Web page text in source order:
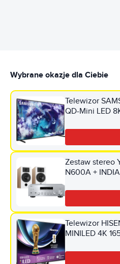
Wybrane okazje dla Ciebie
Telewizor
QD-Mini LED
Zestaw stereo
N600A +
Telewizor
MINILED 4K